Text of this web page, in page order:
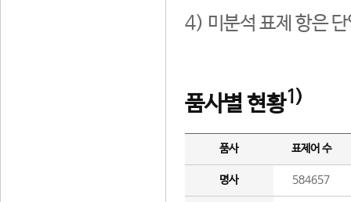
4) 미분석 표제 항은
품사별 현황1)
품사 표제어 수
명사 584657